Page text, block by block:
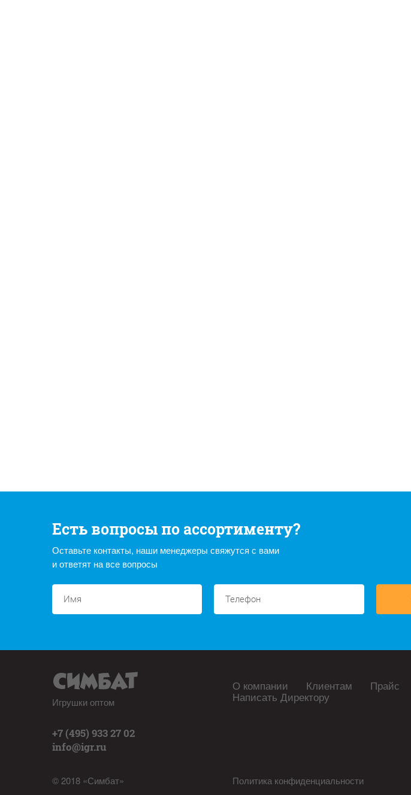
Есть вопросы по ассортименту?
Оставьте контакты, наши менеджеры свяжутся с вами
и ответят на все вопросы
Игрушки оптом
+7 (495) 933 27 02
info@igr.ru
© 2018 «Симбат»
О компании Клиентам Прайс
Написать Директору
Политика конфиденциальности